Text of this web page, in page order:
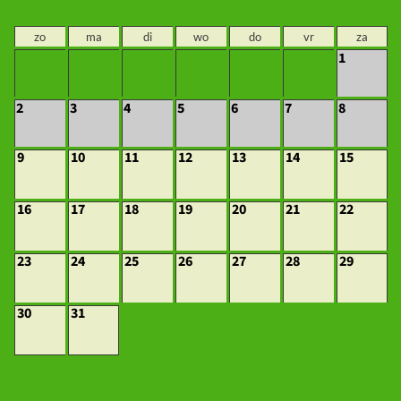
zo ma di wo do vr za
1
2 3 4 5 6 7 8
9 10 11 12 13 14 15
16 17 18 19 20 21 22
23 24 25 26 27 28 29
30 31